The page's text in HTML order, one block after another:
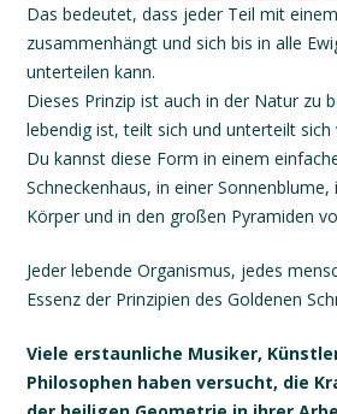
Das bedeutet, dass jeder Teil mit
zusammenhängt und sich bis in alle
unterteilen kann.
Dieses Prinzip ist auch in der Natur zu
lebendig ist, teilt sich und unterteilt sich
Du kannst diese Form in einem
Schneckenhaus, in einer
Körper und in den großen Pyramiden
Jeder lebende Organismus, jedes
Essenz der Prinzipien des Goldenen
Viele erstaunliche Musiker,
Philosophen haben versucht, die